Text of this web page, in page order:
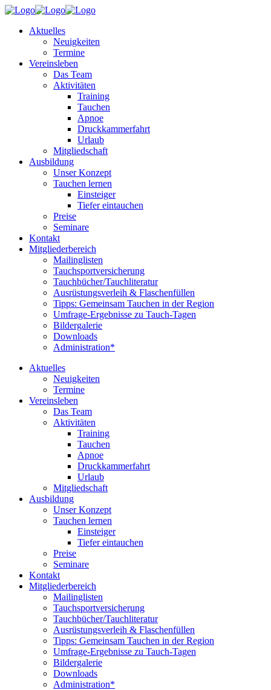
Aktuelles
Neuigkeiten
Termine
Vereinsleben
Das Team
Aktivitäten
Training
Tauchen
Apnoe
Druckkammerfahrt
Urlaub
Mitgliedschaft
Ausbildung
Unser Konzept
Tauchen lernen
Einsteiger
Tiefer eintauchen
Preise
Seminare
Kontakt
Mitgliederbereich
Mailinglisten
Tauchsportversicherung
Tauchbücher/Tauchliteratur
Ausrüstungsverleih & Flaschenfüllen
Tipps: Gemeinsam Tauchen in der Region
Umfrage-Ergebnisse zu Tauch-Tagen
Bildergalerie
Downloads
Administration*
Aktuelles
Neuigkeiten
Termine
Vereinsleben
Das Team
Aktivitäten
Training
Tauchen
Apnoe
Druckkammerfahrt
Urlaub
Mitgliedschaft
Ausbildung
Unser Konzept
Tauchen lernen
Einsteiger
Tiefer eintauchen
Preise
Seminare
Kontakt
Mitgliederbereich
Mailinglisten
Tauchsportversicherung
Tauchbücher/Tauchliteratur
Ausrüstungsverleih & Flaschenfüllen
Tipps: Gemeinsam Tauchen in der Region
Umfrage-Ergebnisse zu Tauch-Tagen
Bildergalerie
Downloads
Administration*